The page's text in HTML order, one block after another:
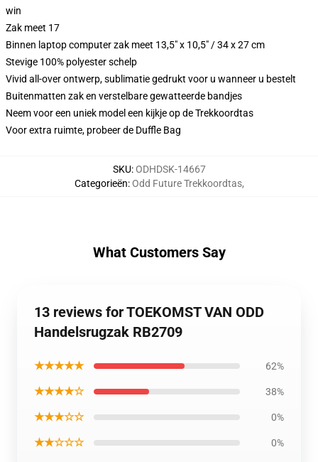
win
Zak meet 17
Binnen laptop computer zak meet 13,5" x 10,5" / 34 x 27 cm
Stevige 100% polyester schelp
Vivid all-over ontwerp, sublimatie gedrukt voor u wanneer u bestelt
Buitenmatten zak en verstelbare gewatteerde bandjes
Neem voor een uniek model een kijkje op de Trekkoordtas
Voor extra ruimte, probeer de Duffle Bag
SKU:ODHDSK-14667
Categorieën:Odd Future Trekkoordtas,
What Customers Say
13 reviews for TOEKOMST VAN ODD
Handelsrugzak RB2709
★★★★★ 62%
★★★★☆ 38%
★★★☆☆ 0%
★★☆☆☆ 0%